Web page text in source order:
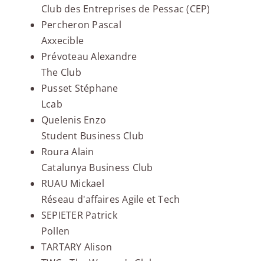
Club des Entreprises de Pessac (CEP)
Percheron Pascal
Axxecible
Prévoteau Alexandre
The Club
Pusset Stéphane
Lcab
Quelenis Enzo
Student Business Club
Roura Alain
Catalunya Business Club
RUAU Mickael
Réseau d'affaires Agile et Tech
SEPIETER Patrick
Pollen
TARTARY Alison